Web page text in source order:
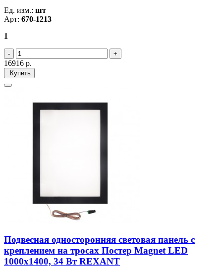
Ед. изм.: шт
Арт: 670-1213
1
16916 р.
Купить
Подвесная односторонняя световая панель с
креплением на тросах Постер Magnet LED
1000х1400, 34 Вт REXANT